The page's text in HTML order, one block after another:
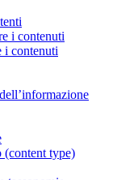
i contenuti
i contenuti
(content type)